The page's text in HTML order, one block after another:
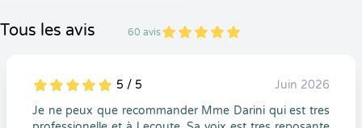
Tous les avis 60 avis 5
1
5
60
5
1
5
0 5 / 5
Juin 2026
Je ne peux que recommander Mme Darini qui est tres